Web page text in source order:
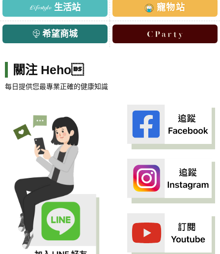
生活站 寵物站
希望商城
關注 Heho
每日提供您最專業正確的健康知識